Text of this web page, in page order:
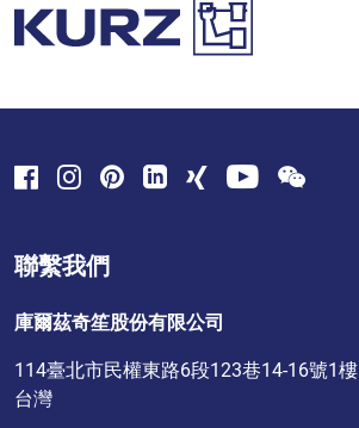
聯繫我們
庫爾茲奇笙股份有限公司
114臺北市民權東路6段123巷14-16號1樓
台灣